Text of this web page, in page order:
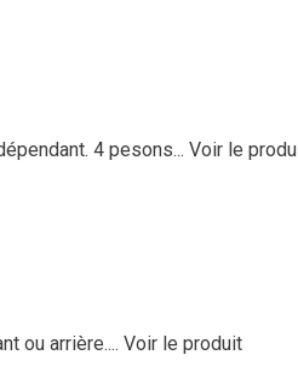
4 pesons... Voir le
ou arrière.... Voir le produit